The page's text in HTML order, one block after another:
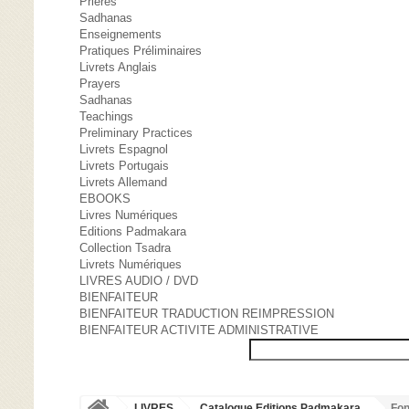
Sadhanas
Enseignements
Pratiques Préliminaires
Livrets Anglais
Prayers
Sadhanas
Teachings
Preliminary Practices
Livrets Espagnol
Livrets Portugais
Livrets Allemand
EBOOKS
Livres Numériques
Editions Padmakara
Collection Tsadra
Livrets Numériques
LIVRES AUDIO / DVD
BIENFAITEUR
BIENFAITEUR TRADUCTION REIMPRESSION
BIENFAITEUR ACTIVITE ADMINISTRATIVE